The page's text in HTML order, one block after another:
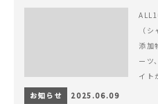
ツ”『#100（シャープ100）』
（
添加
ーツ
イト
お知らせ
2025.06.09